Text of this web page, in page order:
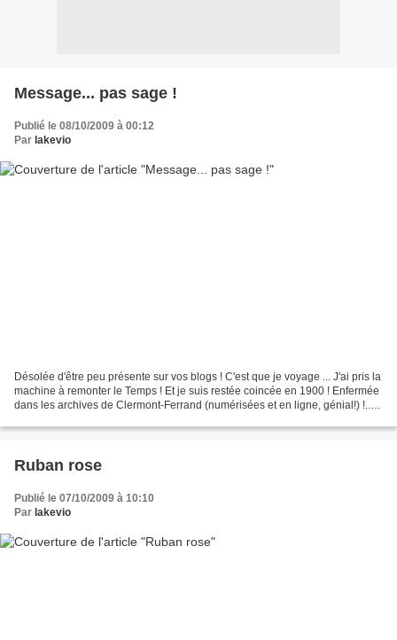
Message... pas sage !
Publié le 08/10/2009 à 00:12
Par lakevio
Désolée d'être peu présente sur vos blogs ! C'est que je voyage ... J'ai pris la
machine à remonter le Temps ! Et je suis restée coincée en 1900 ! Enfermée
dans les archives de Clermont-Ferrand (numérisées et en ligne, génial!) !...
Ruban rose
Publié le 07/10/2009 à 10:10
Par lakevio